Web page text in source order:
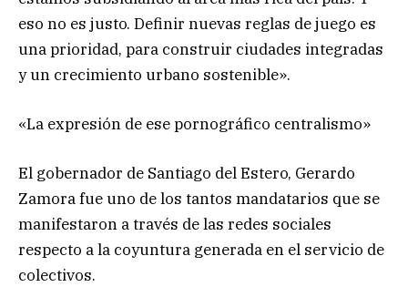
eso no es justo. Definir nuevas reglas de juego es
una prioridad, para construir ciudades integradas
y un crecimiento urbano sostenible».
«La expresión de ese pornográfico centralismo»
El gobernador de Santiago del Estero, Gerardo
Zamora fue uno de los tantos mandatarios que se
manifestaron a través de las redes sociales
respecto a la coyuntura generada en el servicio de
colectivos.